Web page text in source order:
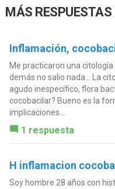
MÁS
Inflamación,
Me practicaron una
demás no salio nada... La
agudo inespecífico, flora
cocobacilar? Bueno es la
implicaciones...
1 respuesta
H inflamacion
Soy hombre 28 años con